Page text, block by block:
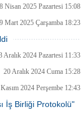
Hükmünde Kararnamede
Tarihli ve 32965 Sayılı
Nisan 2025 Pazartesi 15:08
Mart 2025 Çarşamba 18:23
Mart 2025 Çarşamba 16:13
Aralık 2024 Pazartesi 11:33
20 Aralık 2024 Cuma 15:28
2024 Perşembe 12:43
İş Birliği Protokolü"